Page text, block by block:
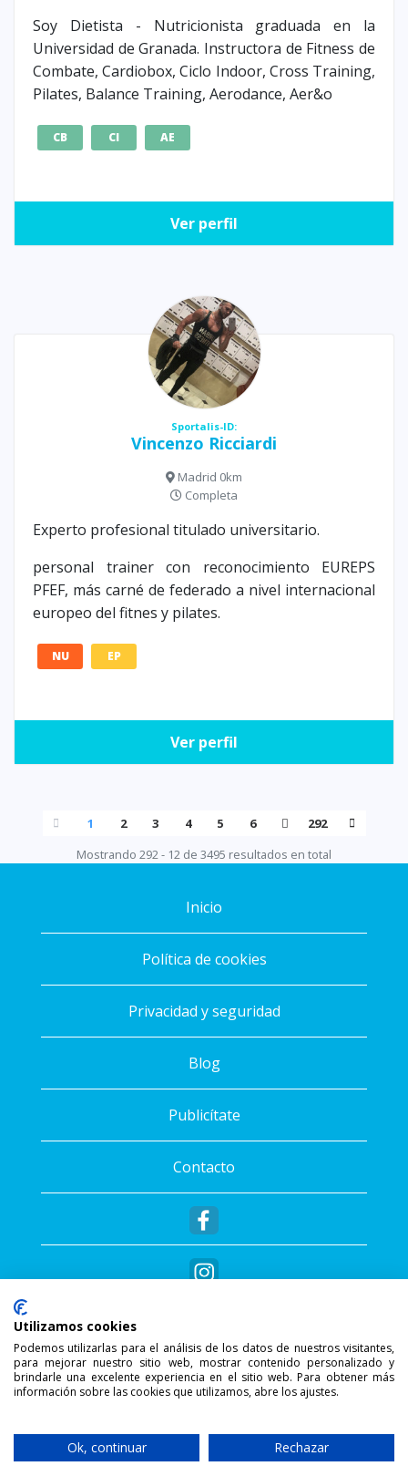
Soy Dietista - Nutricionista graduada en la
Universidad de Granada. Instructora de Fitness de
Combate, Cardiobox, Ciclo Indoor, Cross Training,
Pilates, Balance Training, Aerodance, Aer&o
CB CI AE
Ver perfil
Sportalis-ID:
Vincenzo Ricciardi
Madrid 0km
Completa
Experto profesional titulado universitario.
personal trainer con reconocimiento EUREPS
PFEF, más carné de federado a nivel internacional
europeo del fitnes y pilates.
NU EP
Ver perfil
1 2 3 4 5 6
292
Mostrando 292 - 12 de 3495 resultados en total
Inicio
Política de cookies
Privacidad y seguridad
Blog
Publicítate
Contacto
Copyright © 2026 - Sportalis®. Todos los
derechos reservados.
SSL Secure Connection
Utilizamos cookies
Podemos utilizarlas para el análisis de los datos de nuestros visitantes,
para mejorar nuestro sitio web, mostrar contenido personalizado y
brindarle una excelente experiencia en el sitio web. Para obtener más
información sobre las cookies que utilizamos, abre los ajustes.
Ok, continuar Rechazar